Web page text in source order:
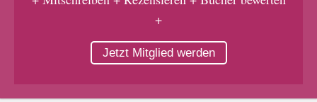
+
Jetzt Mitglied werden